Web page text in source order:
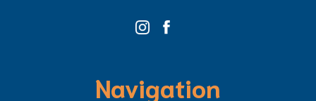
Navigation